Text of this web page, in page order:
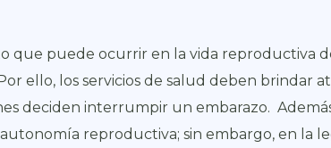
que puede ocurrir en la vida reproductiva
ello, los servicios de salud deben brindar
deciden interrumpir un embarazo.
reproductiva; sin embargo, en la